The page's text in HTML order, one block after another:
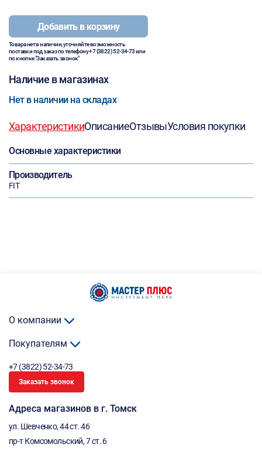
Добавить в корзину
Товара нет в наличии, уточняйте возможность
поставки под заказ по телефону+7 (3822) 52-34-73или
по кнопке "Заказать звонок"
Наличие в магазинах
Нет в наличии на складах
ХарактеристикиОписаниеОтзывыУсловия покупки
Основные характеристики
Производитель
FIT
О компании
Покупателям
+7 (3822) 52-34-73
Заказать звонок
Адреса магазинов в г. Томск
ул. Шевченко, 44 ст. 46
пр-т Комсомольский, 7 ст. 6